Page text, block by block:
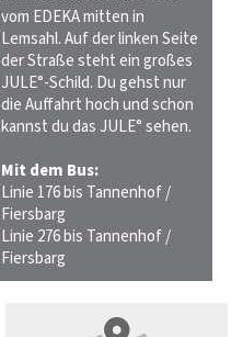
vom EDEKA mitten in
Lemsahl. Auf der linken Seite
der Straße steht ein großes
JULE°-Schild. Du gehst nur
die Auffahrt hoch und schon
kannst du das JULE° sehen.
Mit dem Bus:
Linie 176 bis Tannenhof /
Fiersbarg
Linie 276 bis Tannenhof /
Fiersbarg